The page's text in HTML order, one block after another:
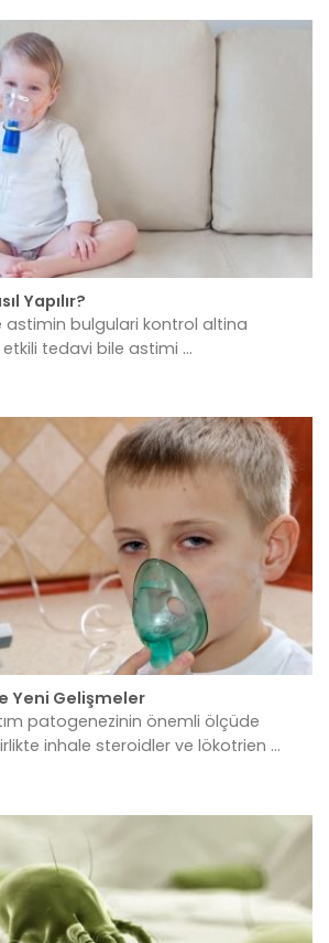
Yapılır?
astimin bulgulari kontrol altina
tedavi bile astimi ...
Yeni Gelişmeler
patogenezinin önemli ölçüde
inhale steroidler ve lökotrien ...